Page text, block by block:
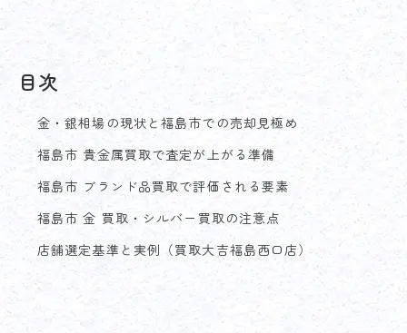
目次
金・銀相場の現状と福島市での売却見極め
福島市 貴金属買取で査定が上がる準備
福島市 ブランド品買取で評価される要素
福島市 金 買取・シルバー買取の注意点
店舗選定基準と実例（買取大吉福島西口店）